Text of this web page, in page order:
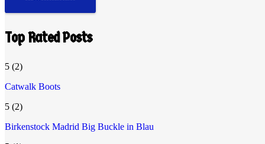
Top Rated Posts
5 (2)
Catwalk Boots
5 (2)
Birkenstock Madrid Big Buckle in Blau